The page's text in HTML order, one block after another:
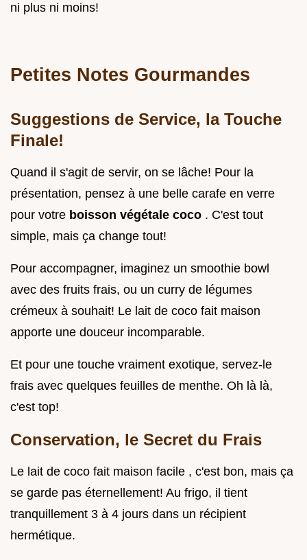
ni plus ni moins!
Petites Notes Gourmandes
Suggestions de Service, la Touche
Finale!
Quand il s'agit de servir, on se lâche! Pour la
présentation, pensez à une belle carafe en verre
pour votre boisson végétale coco . C'est tout
simple, mais ça change tout!
Pour accompagner, imaginez un smoothie bowl
avec des fruits frais, ou un curry de légumes
crémeux à souhait! Le lait de coco fait maison
apporte une douceur incomparable.
Et pour une touche vraiment exotique, servez-le
frais avec quelques feuilles de menthe. Oh là là,
c'est top!
Conservation, le Secret du Frais
Le lait de coco fait maison facile , c'est bon, mais ça
se garde pas éternellement! Au frigo, il tient
tranquillement 3 à 4 jours dans un récipient
hermétique.